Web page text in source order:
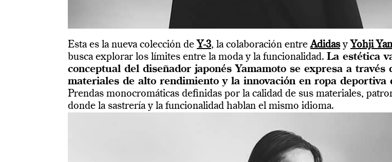
Esta es la nueva colección de Y-3, la colaboración entreAdidasy Yohji
busca explorar los límites entre la moda y la funcionalidad. La estética
conceptual del diseñador japonés Yamamoto se expresa a través
materiales de alto rendimiento y la innovación en ropa deportiva
Prendas monocromáticas definidas por la calidad de sus materiales,
donde la sastrería y la funcionalidad hablan el mismo idioma.